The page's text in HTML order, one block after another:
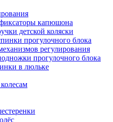
капюшона
детской коляски
прогулочного блока
регулирования
прогулочного блока
в люльке